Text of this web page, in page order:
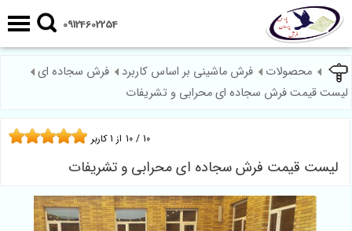
09124602254
محصولات فرش ماشینی بر اساس کاربرد
فرش سجاده ای
لیست قیمت فرش سجاده ای محرابی و تشریفات
لیست قیمت فرش سجاده ای محرابی و تشریفات
10 / 10 از 1کاربر